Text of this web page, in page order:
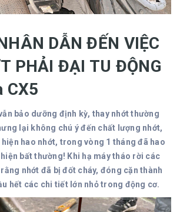
DẪN ĐẾN VIỆC
PHẢI ĐẠI TU ĐỘNG
CX5
bảo dưỡng định kỳ, thay nhớt thường
lại không chú ý đến chất lượng nhớt,
hao nhớt, trong vòng 1 tháng đã hao
bất thường! Khi hạ máy tháo rời các
nhớt đã bị đốt cháy, đóng cặn thành
hết các chi tiết lớn nhỏ trong động cơ.